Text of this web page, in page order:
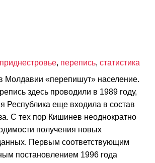
приднестровье, перепись, статистика
Молдавии «перепишут» население.
здесь проводили в 1989 году,
Республика еще входила в состав
С тех пор Кишинев неоднократно
получения новых
Первым соответствующим
постановлением 1996 года